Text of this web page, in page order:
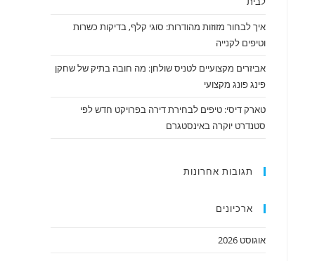
איך לבחור מזוזות מהודרות: סוגי קלף, בדיקות כשרות
וטיפים לקנייה
אביזרים מקצועיים לטניס שולחן: מה חובה בתיק של שחקן
פינג פונג מקצועי
טארק דיסי: טיפים לבחירת דירה בפרויקט חדש לפי
סטנדרט יוקרה באינסטגרם
תגובות אחרונות
ארכיונים
אוגוסט 2026